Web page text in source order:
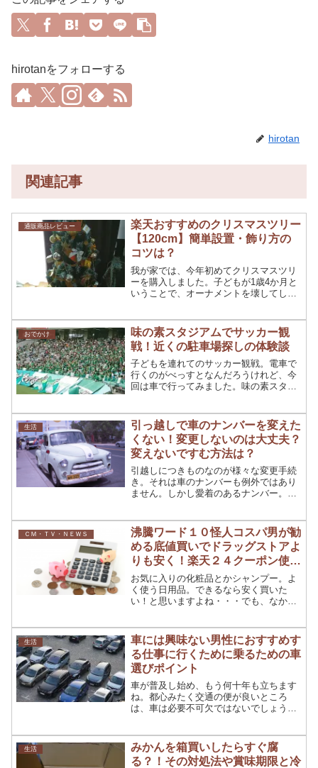
hirotanをフォローする
hirotan
関連記事
通販商品レビュー
楽天おすすめのクリスマスツリー
【120cm】簡単設置・飾り方の
コツは？
我が家では、今年初めてクリスマスツリ
ーを購入しました。子どもが1歳4か月と
いうことで、オーナメントを壊してしま
ょっと小さめのものを探し、簡単に設置
でき、飾りつけできるも...
おでかけ
味の素スタジアムでサッカー観
戦！近くの駐車場探しの体験談
子どもを連れてのサッカー観戦。電車で
行くのがべっすとなんだろうけれど、今
回は車で行ってみました。味の素スタジ
調べておくといいですね。問題なのは、
駐車場！今回は運が良かっ...
生活
引っ越しで車のナンバーを変えた
くない！変更しないのは大丈夫？
変えないですむ方法は？
引越しにつきものなのが様々な変更手続
き。それは車のナンバーも例外ではあり
ません。しかし愛着のあるナンバー。で
て解説します。引っ越しで車のナンバー
を変えたくない！車と同じ...
ＣＭ・ＴＶ・ＮＥＷＳ
沸騰ワード１０怪人コスパ男が勧
める底値買いでドラッグストアよ
りも安く！楽天２４クーポン使い
方
お気に入りの化粧品とかシャンプー。よ
く使う日用品。できるなら安く買いた
い！と思いますよね・・・でも、なかに
らかじめ価格帯が守られているような商
品。こういったものはドラッ...
生活
車には興味ない男性におすすめす
る仕事に行くために乗るための車
選びポイント
車が普及し始め、もう何十年も立ちます
ね。都心みたく交通の便が良いところ
は、車は必要不可欠ではないでしょう
もそうですよね？今回はそんな車につい
てのお話をしますが、車に興味...
生活
みかんを箱買いしたらすぐ腐
る？！その対処法や賞味期限と冷